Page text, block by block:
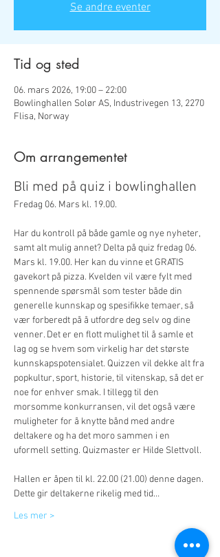
Se andre eventer
Tid og sted
06. mars 2026, 19:00 – 22:00
Bowlinghallen Solør AS, Industrivegen 13, 2270
Flisa, Norway
Om arrangementet
Bli med på quiz i bowlinghallen
Fredag 06. Mars kl. 19.00.
Har du kontroll på både gamle og nye nyheter,
samt alt mulig annet? Delta på quiz fredag 06.
Mars kl. 19.00. Her kan du vinne et GRATIS
gavekort på pizza. Kvelden vil være fylt med
spennende spørsmål som tester både din
generelle kunnskap og spesifikke temaer, så
vær forberedt på å utfordre deg selv og dine
venner. Det er en flott mulighet til å samle et
lag og se hvem som virkelig har det største
kunnskapspotensialet. Quizzen vil dekke alt fra
popkultur, sport, historie, til vitenskap, så det er
noe for enhver smak. I tillegg til den
morsomme konkurransen, vil det også være
muligheter for å knytte bånd med andre
deltakere og ha det moro sammen i en
uformell setting. Quizmaster er Hilde Slettvoll.
Hallen er åpen til kl. 22.00 (21.00) denne dagen.
Dette gir deltakerne rikelig med tid…
Les mer >